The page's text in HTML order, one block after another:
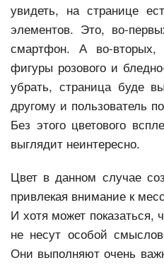
увидеть, на странице
элементов. Это, во-
смартфон. А во-вторых,
фигуры розового и
убрать, страница буде
другому и пользователь
Без этого цветового
выглядит неинтересно.
Цвет в данном случае
привлекая внимание к
И хотя может показаться,
не несут особой
Они выполняют очень